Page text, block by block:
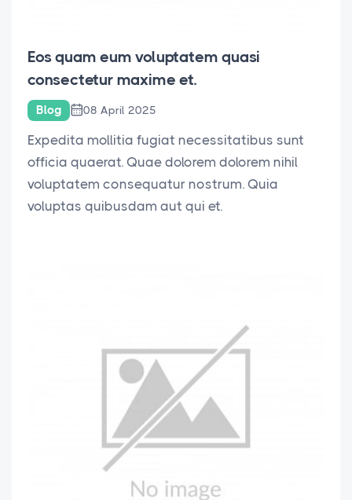
Eos quam eum voluptatem quasi
consectetur maxime et.
Blog 08 April 2025
Expedita mollitia fugiat necessitatibus sunt
officia quaerat. Quae dolorem dolorem nihil
voluptatem consequatur nostrum. Quia
voluptas quibusdam aut qui et.